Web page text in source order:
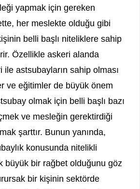
yapmak için gereken
her meslekte olduğu gibi
belli başlı niteliklere sahip
Özellikle askeri alanda
ile astsubayların sahip olması
ve eğitimler de büyük önem
olmak için belli başlı bazı
ve mesleğin gerektirdiği
şarttır. Bunun yanında,
konusunda nitelikli
büyük bir rağbet olduğunu göz
bir kişinin sektörde